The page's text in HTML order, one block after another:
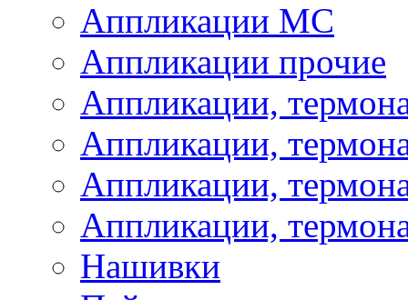
Аппликации МС
Аппликации прочие
Аппликации,
Аппликации,
Аппликации,
Аппликации,
Нашивки